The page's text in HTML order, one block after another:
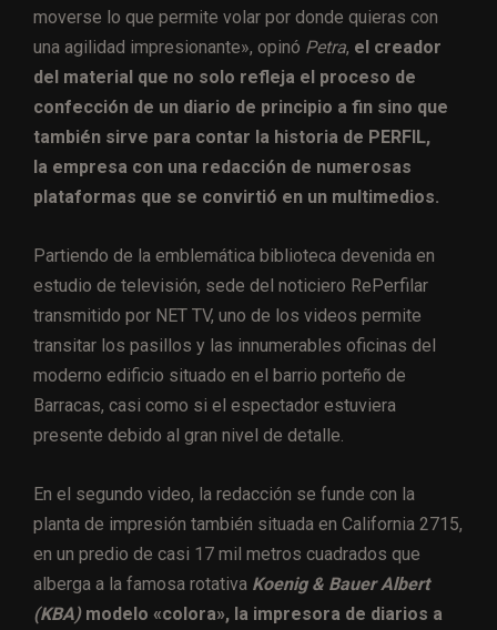
moverse lo que permite volar por donde quieras con
una agilidad impresionante», opinó Petra, el creador
del material que no solo refleja el proceso de
confección de un diario de principio a fin sino que
también sirve para contar la historia de PERFIL,
la empresa con una redacción de numerosas
plataformas que se convirtió en un multimedios.
Partiendo de la emblemática biblioteca devenida en
estudio de televisión, sede del noticiero RePerfilar
transmitido por NET TV, uno de los videos permite
transitar los pasillos y las innumerables oficinas del
moderno edificio situado en el barrio porteño de
Barracas, casi como si el espectador estuviera
presente debido al gran nivel de detalle.
En el segundo video, la redacción se funde con la
planta de impresión también situada en California 2715,
en un predio de casi 17 mil metros cuadrados que
alberga a la famosa rotativa Koenig & Bauer Albert
(KBA)modelo «colora», la impresora de diarios a